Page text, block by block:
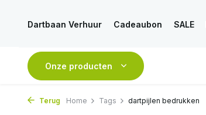
Dartbaan Verhuur Cadeaubon SALE
Onze producten
verstuurd GRATIS verzending vanaf 50€
Terug Home Tags dartpijlen bedrukken